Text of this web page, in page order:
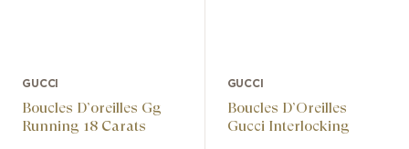
GUCCI
Boucles D’oreilles Gg
Running 18 Carats
GUCCI
Boucles D’Oreilles
Gucci Interlocking